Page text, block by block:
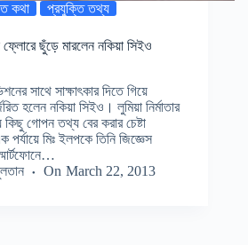
কথা প্রযুক্তি তথ্য
ছুঁড়ে মারলেন নকিয়া সিইও
সাথে সাক্ষাৎকার দিতে গিয়ে
হলেন নকিয়া সিইও। লুমিয়া নির্মাতার
কিছু গোপন তথ্য বের করার চেষ্টা
মিঃ ইলপকে তিনি জিজ্ঞেস
On March 22, 2013